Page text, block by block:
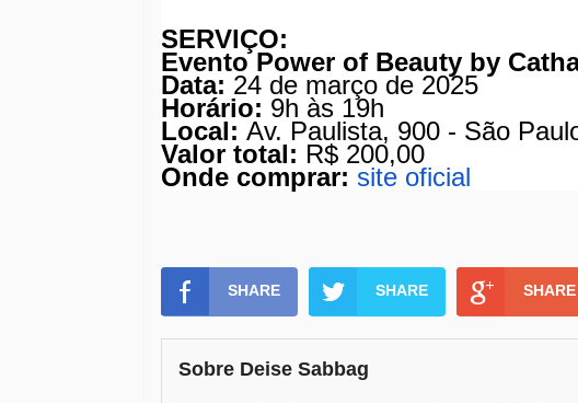
SERVIÇO:
Evento Power of Beauty by
Data: 24 de março de 2025
Horário: 9h às 19h
Local: Av. Paulista, 900 - São
Valor total: R$ 200,00
Onde comprar: site oficial
SHARE SHARE SHARE
Sobre Deise Sabbag